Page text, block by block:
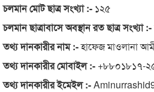
চলমান মোট ছাত্র সংখ্যা :- ১২৫
চলমান ছাত্রাবাসে অবস্থান রত ছাত্র সংখ্যা :-
তথ্য দানকারীর নাম :-হাফেজ মাওলানা
তথ্য দানকারীর মোবাইল :- +৮৮০১৮১৭-
তথ্য দানকারীর ইমেইল :-